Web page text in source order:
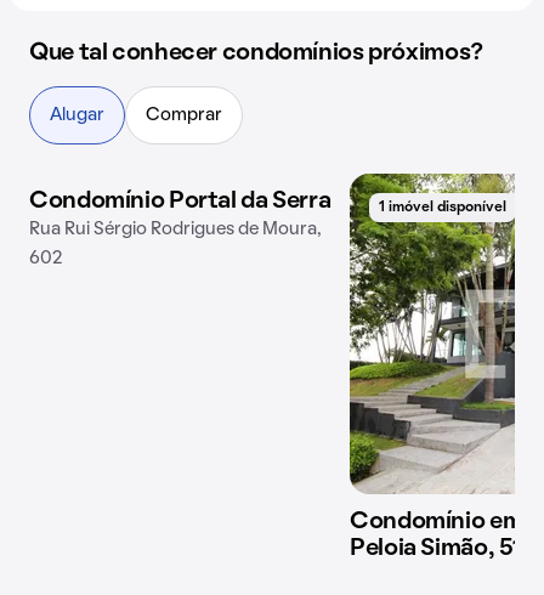
Que tal conhecer condomínios próximos?
Alugar Comprar
1 imóvel disponível
Condomínio Portal da Serra
Rua Rui Sérgio Rodrigues de Moura,
602
1 imóvel disponível
Condomínio em
Peloia Simão, 51